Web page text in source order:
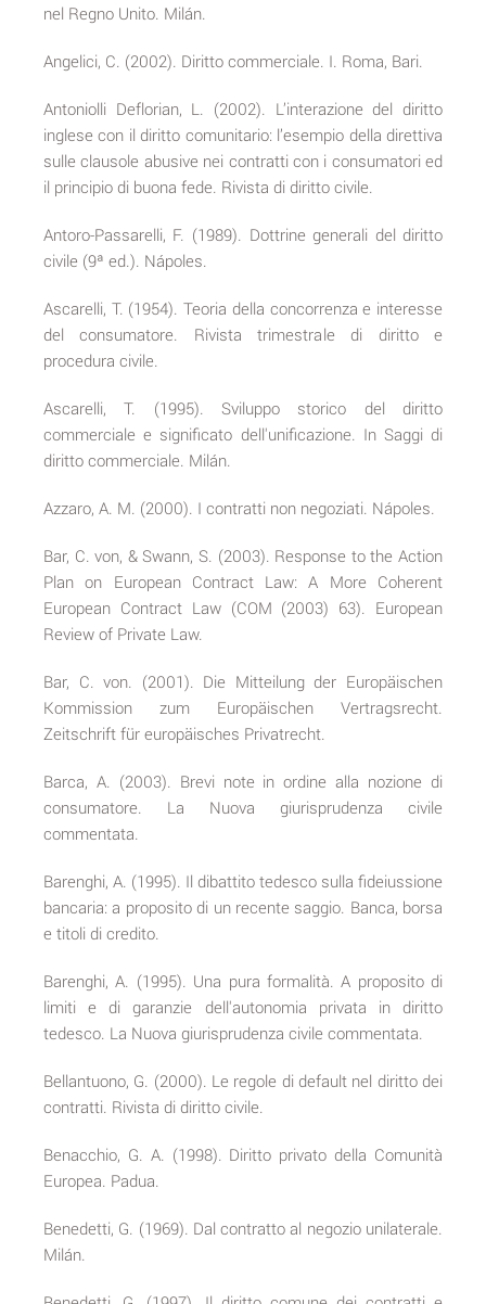
nel Regno Unito. Milán.
Angelici, C. (2002). Diritto commerciale. I. Roma, Bari.
Antoniolli Deflorian, L. (2002). L’interazione del diritto
inglese con il diritto comunitario: l’esempio della direttiva
sulle clausole abusive nei contratti con i consumatori ed
il principio di buona fede. Rivista di diritto civile.
Antoro-Passarelli, F. (1989). Dottrine generali del diritto
civile (9ª ed.). Nápoles.
Ascarelli, T. (1954). Teoria della concorrenza e interesse
del consumatore. Rivista trimestrale di diritto e
procedura civile.
Ascarelli, T. (1995). Sviluppo storico del diritto
commerciale e significato dell'unificazione. In Saggi di
diritto commerciale. Milán.
Azzaro, A. M. (2000). I contratti non negoziati. Nápoles.
Bar, C. von, & Swann, S. (2003). Response to the Action
Plan on European Contract Law: A More Coherent
European Contract Law (COM (2003) 63). European
Review of Private Law.
Bar, C. von. (2001). Die Mitteilung der Europäischen
Kommission zum Europäischen Vertragsrecht.
Zeitschrift für europäisches Privatrecht.
Barca, A. (2003). Brevi note in ordine alla nozione di
consumatore. La Nuova giurisprudenza civile
commentata.
Barenghi, A. (1995). Il dibattito tedesco sulla fideiussione
bancaria: a proposito di un recente saggio. Banca, borsa
e titoli di credito.
Barenghi, A. (1995). Una pura formalità. A proposito di
limiti e di garanzie dell'autonomia privata in diritto
tedesco. La Nuova giurisprudenza civile commentata.
Bellantuono, G. (2000). Le regole di default nel diritto dei
contratti. Rivista di diritto civile.
Benacchio, G. A. (1998). Diritto privato della Comunità
Europea. Padua.
Benedetti, G. (1969). Dal contratto al negozio unilaterale.
Milán.